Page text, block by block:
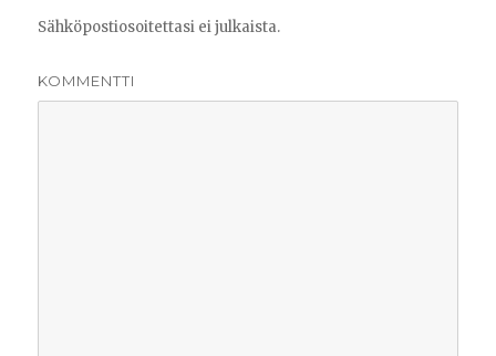
Sähköpostiosoitettasi ei julkaista.
KOMMENTTI